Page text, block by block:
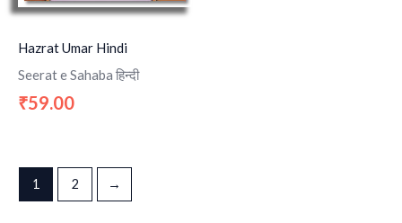
Hazrat Umar Hindi
Seerat e Sahaba हिन्दी
₹59.00
1 2 →